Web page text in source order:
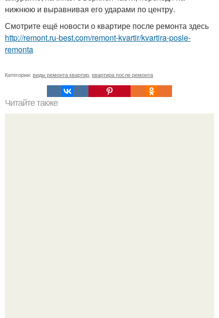
нижнюю и выравнивая его ударами по центру.
Смотрите ещё новости о квартире после ремонта здесь
http://remont.ru-best.com/remont-kvartir/kvartira-posle-
remonta
Категории: виды ремонта квартир квартира после ремонта
Читайте также